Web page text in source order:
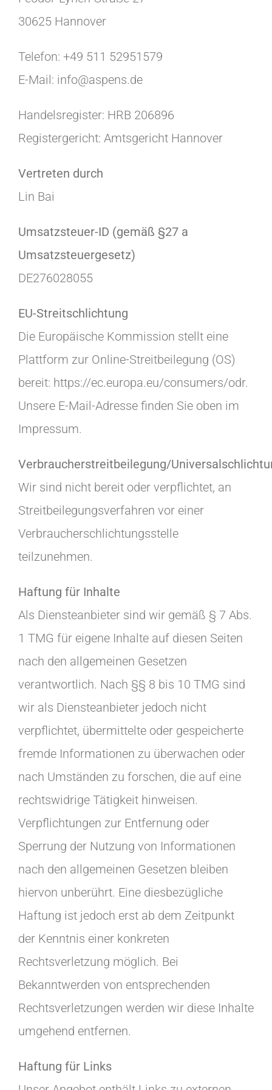
30625 Hannover
Telefon: +49 511 52951579
E-Mail: info@aspens.de
Handelsregister: HRB 206896
Registergericht: Amtsgericht Hannover
Vertreten durch
Lin Bai
Umsatzsteuer-ID (gemäß §27 a
Umsatzsteuergesetz)
DE276028055
EU-Streitschlichtung
Die Europäische Kommission stellt eine
Plattform zur Online-Streitbeilegung (OS)
bereit: https://ec.europa.eu/consumers/odr.
Unsere E-Mail-Adresse finden Sie oben im
Impressum.
Verbraucherstreitbeilegung/
Wir sind nicht bereit oder verpflichtet, an
Streitbeilegungsverfahren vor einer
Verbraucherschlichtungsstelle
teilzunehmen.
Haftung für Inhalte
Als Diensteanbieter sind wir gemäß § 7 Abs.
1 TMG für eigene Inhalte auf diesen Seiten
nach den allgemeinen Gesetzen
verantwortlich. Nach §§ 8 bis 10 TMG sind
wir als Diensteanbieter jedoch nicht
verpflichtet, übermittelte oder gespeicherte
fremde Informationen zu überwachen oder
nach Umständen zu forschen, die auf eine
rechtswidrige Tätigkeit hinweisen.
Verpflichtungen zur Entfernung oder
Sperrung der Nutzung von Informationen
nach den allgemeinen Gesetzen bleiben
hiervon unberührt. Eine diesbezügliche
Haftung ist jedoch erst ab dem Zeitpunkt
der Kenntnis einer konkreten
Rechtsverletzung möglich. Bei
Bekanntwerden von entsprechenden
Rechtsverletzungen werden wir diese Inhalte
umgehend entfernen.
Haftung für Links